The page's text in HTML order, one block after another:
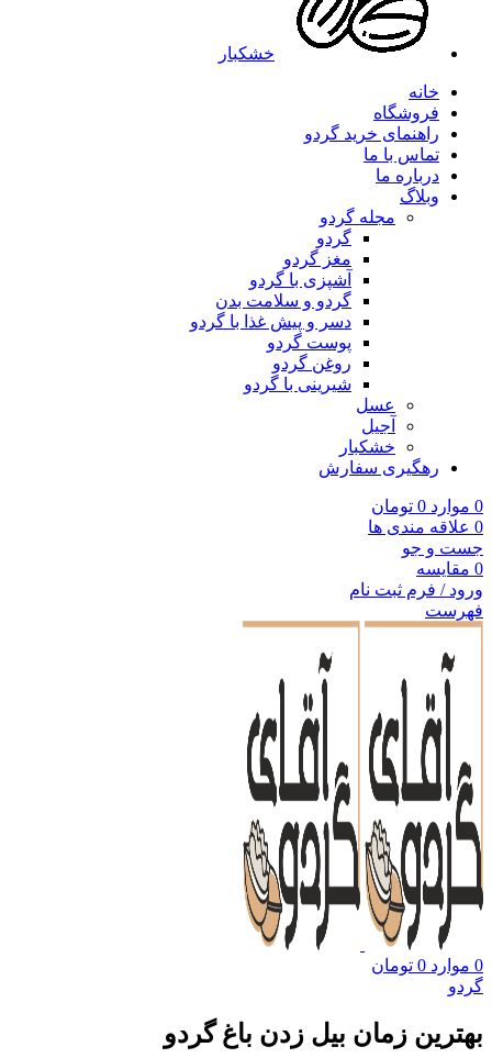
خشکبار
خانه
فروشگاه
راهنمای خرید گردو
تماس با ما
درباره ما
وبلاگ
مجله گردو
گردو
مغز گردو
آشپزی با گردو
گردو و سلامت بدن
دسر و پیش غذا با گردو
پوست گردو
روغن گردو
شیرینی با گردو
عسل
آجیل
خشکبار
رهگیری سفارش
0 موارد 0 تومان
0 علاقه مندی ها
جست و جو
0 مقایسه
ورود / فرم ثبت نام
فهرست
0 موارد 0 تومان
گردو
بهترین زمان بیل زدن باغ گردو